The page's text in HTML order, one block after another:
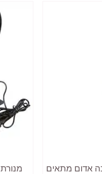
אדום מתאים
מנורת UV לייבוש טיפסים צבע לבן